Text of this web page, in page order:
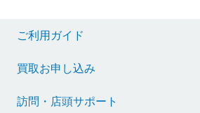
ご利用ガイド
買取お申し込み
訪問・店頭サポート